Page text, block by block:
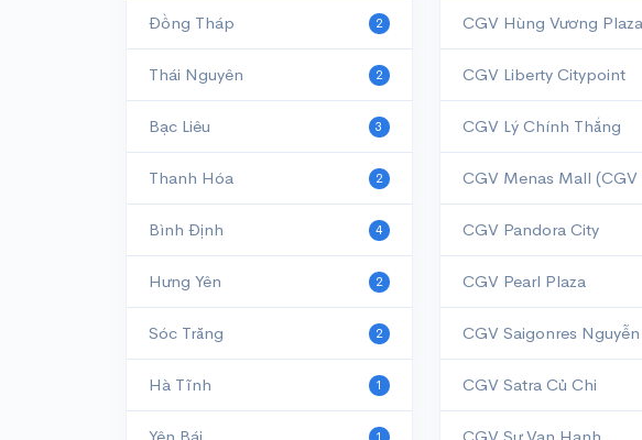
Đồng Tháp 2
Thái Nguyên 2
Bạc Liêu 3
Thanh Hóa 2
Bình Định 4
Hưng Yên 2
Sóc Trăng 2
Hà Tĩnh 1
1
CGV Hùng Vương Plaza
CGV Liberty Citypoint
CGV Lý Chính Thắng
CGV Pandora City
CGV Pearl Plaza
CGV Saigonres
CGV Satra Củ Chi